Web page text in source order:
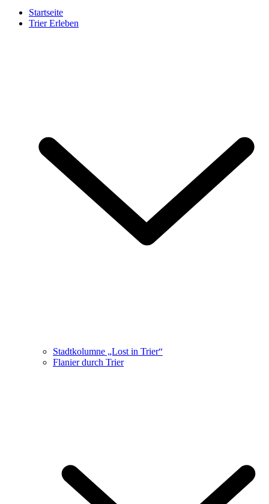
Startseite
Trier Erleben
Stadtkolumne „Lost in Trier“
Flanier durch Trier